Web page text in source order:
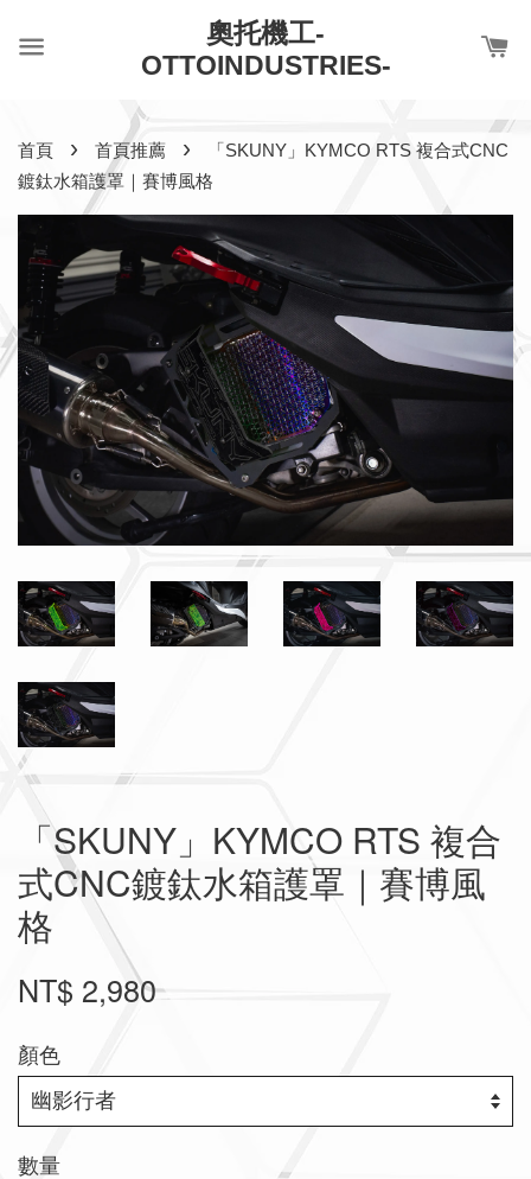
奧托機工-
OTTOINDUSTRIES-
首頁 › 首頁推薦 ›
「SKUNY」KYMCO RTS 複合式CNC
鍍鈦水箱護罩｜賽博風格
「SKUNY」KYMCO RTS 複合
式CNC鍍鈦水箱護罩｜賽博風
格
NT$ 2,980
顏色
數量